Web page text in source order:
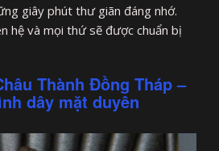
giây phút thư giãn đáng nhớ.
hệ và mọi thứ sẽ được chuẩn bị
Thành Đồng Tháp –
dây mặt duyên